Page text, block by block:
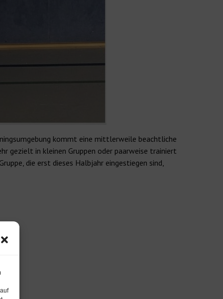
kommt eine mittlerweile beachtliche
gezielt in kleinen Gruppen oder paarweise trainiert
die erst dieses Halbjahr eingestiegen sind,